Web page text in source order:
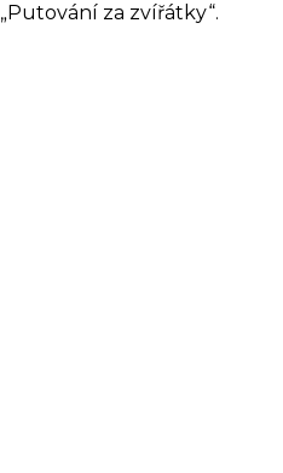
„Putování za zvířátky“.